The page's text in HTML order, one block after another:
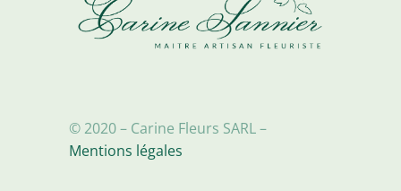
© 2020 – Carine Fleurs SARL –
Mentions légales